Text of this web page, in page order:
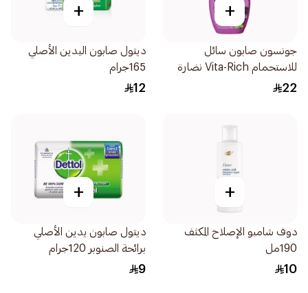
+
جونسون صابون سائل
للاستحمام Vita-Rich نضارة
250مل
22
+
ديتول صابون اليدين الأصلي
165جرام
12
+
دوف شامبو الإصلاح المكثف
190مل
10
+
ديتول صابون يدين الأصلي
برائحة الصنوبر 120جرام
9